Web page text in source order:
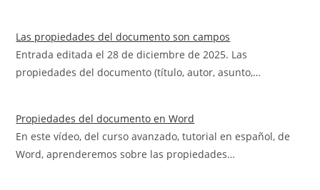
Las propiedades del documento son campos
Entrada editada el 28 de diciembre de 2025. Las
propiedades del documento (título, autor, asunto,…
Propiedades del documento en Word
En este vídeo, del curso avanzado, tutorial en español, de
Word, aprenderemos sobre las propiedades…